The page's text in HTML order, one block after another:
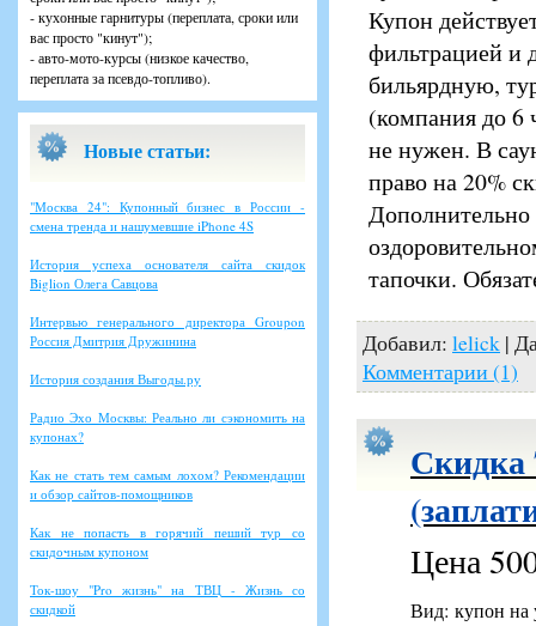
- кухонные гарнитуры (переплата, сроки или
вас просто "кинут");
- авто-мото-курсы (низкое качество,
переплата за псевдо-топливо).
Новые статьи:
"Москва 24": Купонный бизнес в России -
смена тренда и нашумевшие iPhone 4S
История успеха основателя сайта скидок
Biglion Олега Савцова
Интервью генерального директора Groupon
Россия Дмитрия Дружинина
История создания Выгоды.ру
Радио Эхо Москвы: Реально ли сэкономить на
купонах?
Как не стать тем самым лохом? Рекомендации
и обзор сайтов-помощников
Как не попасть в горячий пеший тур со
скидочным купоном
Ток-шоу "Pro жизнь" на ТВЦ - Жизнь со
скидкой
Купон
фильтрацией и
бильярдную,
(компания до 6
не нужен. В
право на 20%
тапочки.
Добавил: lelick |
Комментарии (1)
Скидка
Цена
Вид: купон